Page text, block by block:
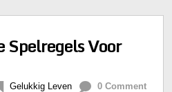
Spelregels Voor
Gelukkig Leven 0 Comment